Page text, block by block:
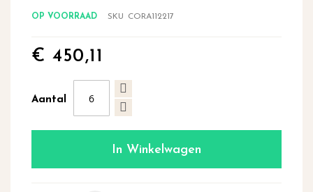
afbeeldingen-
OP VOORRAAD SKU CORA112217
€ 450,11
Aantal
In Winkelwagen